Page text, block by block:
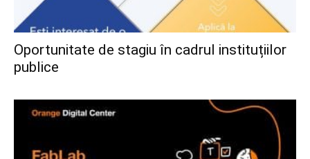
Oportunitate de stagiu în cadrul instituțiilor
publice